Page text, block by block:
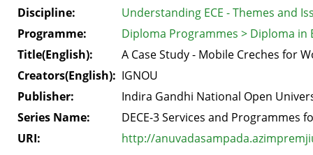
Discipline:
Understanding ECE - Themes and
Programme:
Diploma Programmes > Diploma in
Title(English):
A Case Study - Mobile Creches for
Creators(English): IGNOU
Publisher:
Indira Gandhi National Open
Series Name:
DECE-3 Services and Programmes
URI:
http://